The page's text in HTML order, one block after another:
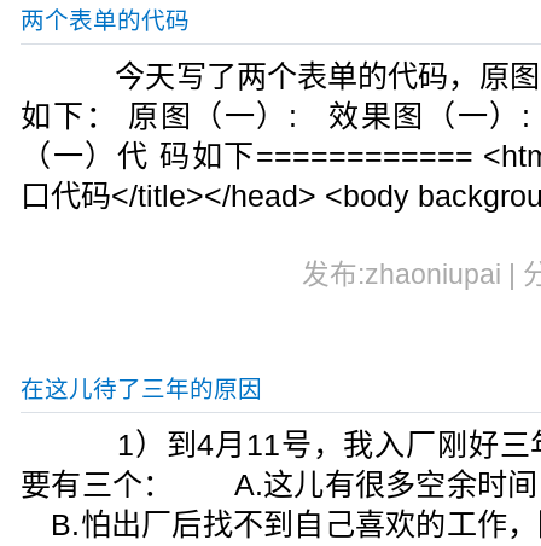
两个表单的代码
今天写了两个表单的代码，原图
如下： 原图（一）: 效果图（一）:
（一）代 码如下============
口代码</title></head> <body
发布:zhaoniupai |
在这儿待了三年的原因
1）到4月11号，我入厂刚好三
要有三个： A.这儿有很多空余时
B.怕出厂后找不到自己喜欢的工